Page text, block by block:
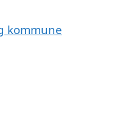
kommune